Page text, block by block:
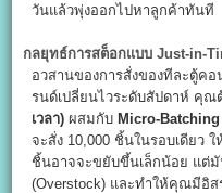
วันแล้วพุ่งออกไปหาลูกค้าทันที
กลยุทธ์การสต็อกแบบ Just-in-
อวสานของการสั่งของทีละตู้คอ
รนด์เปลี่ยนไวระดับสัปดาห์ คุณ
เวลา) ผสมกับ Micro-
จะสั่ง 10,000 ชิ้นในรอบเดียว
ชิ้นอาจจะขยับขึ้นเล็กน้อย แต่มั
(Overstock) และทำให้คุณมีอิส